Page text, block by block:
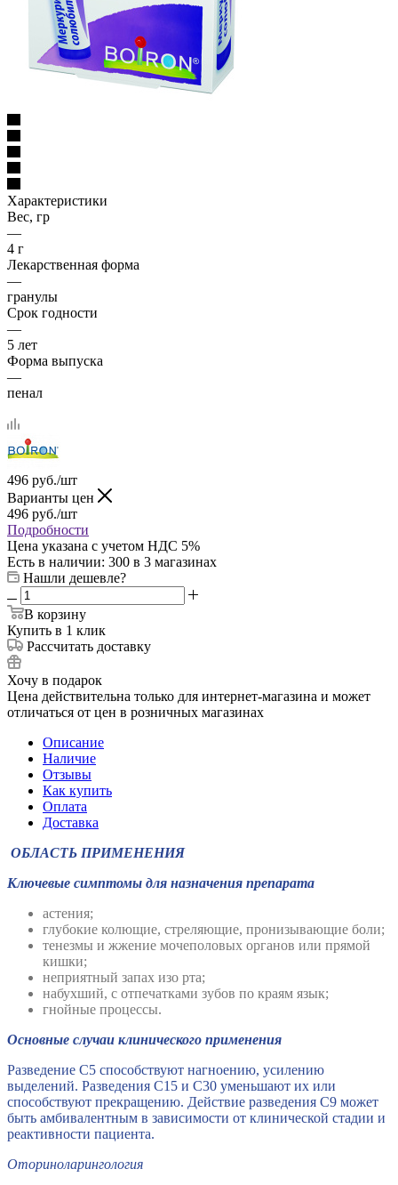
Характеристики
Вес, гр
—
4 г
Лекарственная форма
—
гранулы
Срок годности
—
5 лет
Форма выпуска
—
пенал
496 руб./шт
Варианты цен
496 руб./шт
Подробности
Цена указана с учетом НДС 5%
Есть в наличии: 300 в 3 магазинах
Нашли дешевле?
В корзину
Купить в 1 клик
Рассчитать доставку
Хочу в подарок
Цена действительна только для интернет-магазина и может
отличаться от цен в розничных магазинах
Описание
Наличие
Отзывы
Как купить
Оплата
Доставка
ОБЛАСТЬ ПРИМЕНЕНИЯ
Ключевые симптомы для назначения препарата
астения;
глубокие колющие, стреляющие, пронизывающие боли;
тенезмы и жжение мочеполовых органов или прямой
кишки;
неприятный запах изо рта;
набухший, с отпечатками зубов по краям язык;
гнойные процессы.
Основные случаи клинического применения
Разведение С5 способствуют нагноению, усилению
выделений. Разведения С15 и С30 уменьшают их или
способствуют прекращению. Действие разведения С9 может
быть амбивалентным в зависимости от клинической стадии и
реактивности пациента.
Оториноларингология